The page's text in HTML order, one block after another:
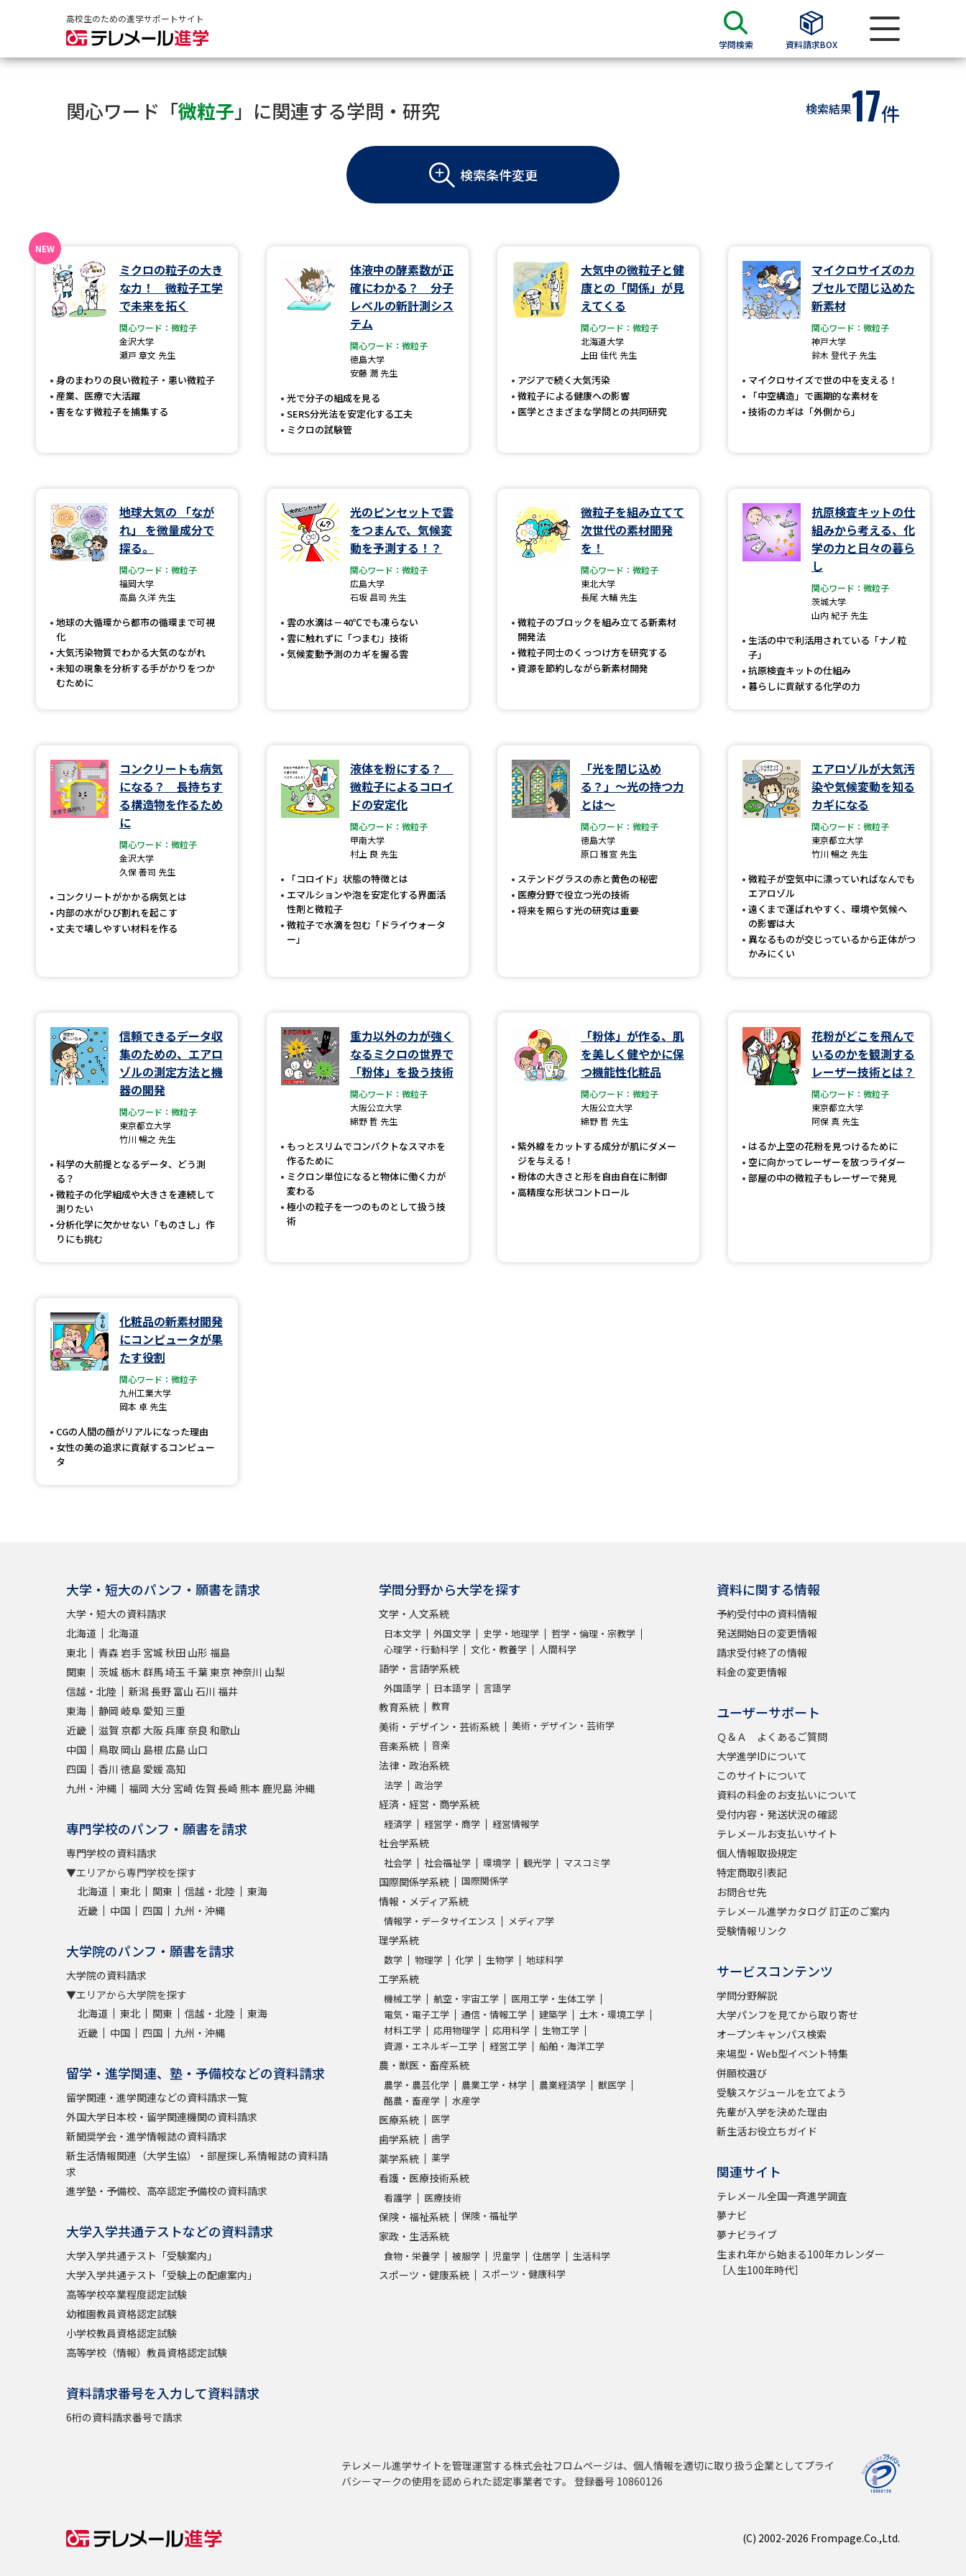
高校生のための進学サポートサイト
学問検索 資料請求BOX
大学・短大の資料種類から請求
大学パンフ
学部・学科パンフ
総合型選抜・学校推薦型選抜 募集要項＆願書
大学・短大以外の資料から請求
専門学校の資料請求 大学院の資料請求
留学・進学関連、塾・予備校
大学入学共通テスト「受験案内」の請求
大学入学共通テスト「受験上の配慮案内」の請求
高等学校卒業程度認定試験
幼稚園教員資格認定試験
小学校教員資格認定試験
高等学校（情報）教員資格認定試験
大学で学べる内容や特徴を調べる
新増設大学・学部・学科特集
国際・グローバルに強い大学特集
奨学金・特待生制度特集
新学年スタート号特集ページ（高2生用）
SELFBRAND特集ページ
来場型・Web型イベント特集
受験準備 資料検索
志望校・出願校を調べる
受験スケジュールを立てよう
先輩が入学を決めた理由
大学で学びたい学問発見
学問のミニ講義「夢ナビ講義」 学問分野解説 夢ナビライブ
ユーザーサポート
関心ワード「微粒子」に関連する学問・研究 検索結果17件
検索条件変更
ミクロの粒子の大き
な力！ 微粒子工学
で未来を拓く
関心ワード：微粒子
金沢大学
瀬戸 章文 先生
身のまわりの良い微粒子・悪い微粒子
産業、医療で大活躍
害をなす微粒子を捕集する
体液中の酵素数が正
確にわかる？ 分子
レベルの新計測シス
テム
関心ワード：微粒子
徳島大学
安藤 潤 先生
光で分子の組成を見る
SERS分光法を安定化する工夫
ミクロの試験管
大気中の微粒子と健
康との「関係」が見
えてくる
関心ワード：微粒子
北海道大学
上田 佳代 先生
アジアで続く大気汚染
微粒子による健康への影響
医学とさまざまな学問との共同研究
マイクロサイズのカ
プセルで閉じ込めた
新素材
関心ワード：微粒子
神戸大学
鈴木 登代子 先生
マイクロサイズで世の中を支える！
「中空構造」で画期的な素材を
技術のカギは「外側から」
地球大気の 「なが
れ」 を微量成分で
探る。
関心ワード：微粒子
福岡大学
高島 久洋 先生
地球の大循環から都市の循環まで可視
化
大気汚染物質でわかる大気のながれ
未知の現象を分析する手がかりをつか
むために
光のピンセットで雲
をつまんで、気候変
動を予測する！？
関心ワード：微粒子
広島大学
石坂 昌司 先生
雲の水滴は－40℃でも凍らない
雲に触れずに「つまむ」技術
気候変動予測のカギを握る雲
微粒子を組み立てて
次世代の素材開発
を！
関心ワード：微粒子
東北大学
長尾 大輔 先生
微粒子のブロックを組み立てる新素材
開発法
微粒子同士のくっつけ方を研究する
資源を節約しながら新素材開発
抗原検査キットの仕
組みから考える、化
学の力と日々の暮ら
し
関心ワード：微粒子
茨城大学
山内 紀子 先生
生活の中で利活用されている「ナノ粒
子」
抗原検査キットの仕組み
暮らしに貢献する化学の力
コンクリートも病気
になる？ 長持ちす
る構造物を作るため
に
関心ワード：微粒子
金沢大学
久保 善司 先生
コンクリートがかかる病気とは
内部の水がひび割れを起こす
丈夫で壊しやすい材料を作る
液体を粉にする？
微粒子によるコロイ
ドの安定化
関心ワード：微粒子
甲南大学
村上 良 先生
「コロイド」状態の特徴とは
エマルションや泡を安定化する界面活
性剤と微粒子
微粒子で水滴を包む「ドライウォータ
ー」
「光を閉じ込め
る？」～光の持つ力
とは～
関心ワード：微粒子
徳島大学
原口 雅宣 先生
ステンドグラスの赤と黄色の秘密
医療分野で役立つ光の技術
将来を照らす光の研究は重要
エアロゾルが大気汚
染や気候変動を知る
カギになる
関心ワード：微粒子
東京都立大学
竹川 暢之 先生
微粒子が空気中に漂っていればなんでも
エアロゾル
遠くまで運ばれやすく、環境や気候へ
の影響は大
異なるものが交じっているから正体がつ
かみにくい
信頼できるデータ収
集のための、エアロ
ゾルの測定方法と機
器の開発
関心ワード：微粒子
東京都立大学
竹川 暢之 先生
科学の大前提となるデータ、どう測
る？
微粒子の化学組成や大きさを連続して
測りたい
分析化学に欠かせない「ものさし」作
りにも挑む
重力以外の力が強く
なるミクロの世界で
「粉体」を扱う技術
関心ワード：微粒子
大阪公立大学
綿野 哲 先生
もっとスリムでコンパクトなスマホを
作るために
ミクロン単位になると物体に働く力が
変わる
極小の粒子を一つのものとして扱う技
術
「粉体」が作る、肌
を美しく健やかに保
つ機能性化粧品
関心ワード：微粒子
大阪公立大学
綿野 哲 先生
紫外線をカットする成分が肌にダメー
ジを与える！
粉体の大きさと形を自由自在に制御
高精度な形状コントロール
花粉がどこを飛んで
いるのかを観測する
レーザー技術とは？
関心ワード：微粒子
東京都立大学
阿保 真 先生
はるか上空の花粉を見つけるために
空に向かってレーザーを放つライダー
部屋の中の微粒子もレーザーで発見
化粧品の新素材開発
にコンピュータが果
たす役割
関心ワード：微粒子
九州工業大学
岡本 卓 先生
CGの人間の顔がリアルになった理由
女性の美の追求に貢献するコンピュー
タ
大学・短大のパンフ・願書を請求
大学・短大の資料請求
北海道
北海道
東北
青森 岩手 宮城 秋田 山形 福島
関東
茨城 栃木 群馬埼玉 千葉東京神奈川 山梨
信越・北陸
新潟長野 富山 石川 福井
東海
静岡 岐阜 愛知 三重
近畿
滋賀 京都 大阪兵庫奈良 和歌山
中国
鳥取 岡山 島根 広島 山口
四国
香川 徳島 愛媛 高知
九州・沖縄
福岡 大分 宮崎 佐賀 長崎 熊本 鹿児島沖縄
専門学校のパンフ・願書を請求
専門学校の資料請求
▼エリアから専門学校を探す
北海道
東北 関東 信越・北陸
東海
近畿
中国 四国 九州・沖縄
大学院のパンフ・願書を請求
大学院の資料請求
▼エリアから大学院を探す
北海道
東北 関東 信越・北陸
東海
近畿
中国 四国 九州・沖縄
留学・進学関連、塾・予備校などの資料請求
留学関連・進学関連などの資料請求一覧
外国大学日本校・留学関連機関の資料請求
新聞奨学会・進学情報誌の資料請求
新生活情報関連（大学生協）・部屋探し系情報誌の資料請
求
進学塾・予備校、高卒認定予備校の資料請求
大学入学共通テストなどの資料請求
大学入学共通テスト「受験案内」
大学入学共通テスト「受験上の配慮案内」
高等学校卒業程度認定試験
幼稚園教員資格認定試験
小学校教員資格認定試験
高等学校（情報）教員資格認定試験
資料請求番号を入力して資料請求
6桁の資料請求番号で請求
学問分野から大学を探す
文学・人文系統
日本文学 外国文学 史学・地理学
哲学・倫理・宗教学
心理学・行動科学
文化・教養学 人間科学
語学・言語学系統
外国語学 日本語学 言語学
教育系統 教育
美術・デザイン・芸術系統 美術・デザイン・芸術学
音楽系統 音楽
法律・政治系統
法学 政治学
経済・経営・商学系統
経済学 経営学・商学 経営情報学
社会学系統
社会学 社会福祉学 環境学 観光学 マスコミ学
国際関係学系統 国際関係学
情報・メディア系統
情報学・データサイエンス メディア学
理学系統
数学 物理学 化学 生物学 地球科学
工学系統
機械工学 航空・宇宙工学
医用工学・生体工学
電気・電子工学
通信・情報工学 建築学
土木・環境工学
材料工学
応用物理学 応用科学
生物工学
資源・エネルギー工学
経営工学 船舶・海洋工学
農・獣医・畜産系統
農学・農芸化学 農業工学・林学 農業経済学
獣医学
酪農・畜産学
水産学
医療系統 医学
歯学系統 歯学
薬学系統 薬学
看護・医療技術系統
看護学 医療技術
保険・福祉系統 保険・福祉学
家政・生活系統
食物・栄養学 被服学 児童学 住居学 生活科学
スポーツ・健康系統 スポーツ・健康科学
資料に関する情報
予約受付中の資料情報
発送開始日の変更情報
請求受付終了の情報
料金の変更情報
ユーザーサポート
Ｑ＆Ａ よくあるご質問
大学進学IDについて
このサイトについて
資料の料金のお支払いについて
受付内容・発送状況の確認
テレメールお支払いサイト
個人情報取扱規定
特定商取引表記
お問合せ先
テレメール進学カタログ 訂正のご案内
受験情報リンク
サービスコンテンツ
学問分野解説
大学パンフを見てから取り寄せ
オープンキャンパス検索
来場型・Web型イベント特集
併願校選び
受験スケジュールを立てよう
先輩が入学を決めた理由
新生活お役立ちガイド
関連サイト
テレメール全国一斉進学調査
夢ナビ
夢ナビライブ
生まれ年から始まる100年カレンダー
［人生100年時代］
テレメール進学サイトを管理運営する株式会社フロムページは、個人情報を適切に取り扱う企業としてプライ
バシーマークの使用を認められた認定事業者です。 登録番号 10860126
(C) 2002-2026 Frompage.Co.,Ltd.